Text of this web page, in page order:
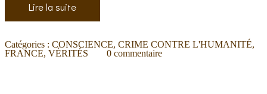
Lire la suite
Catégories :CONSCIENCE,CRIME CONTRE L'HUMANITÉ,
FRANCE,VÉRITÉS 0 commentaire